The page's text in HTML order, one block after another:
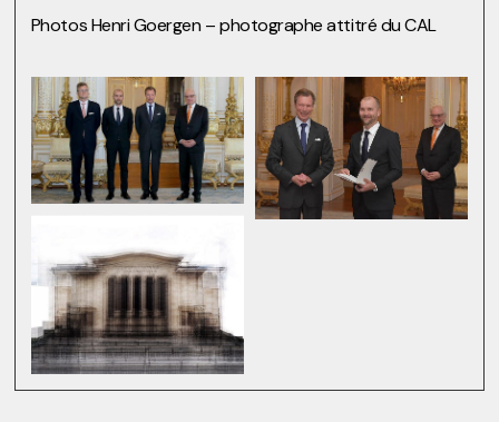
Photos Henri Goergen – photographe attitré du CAL